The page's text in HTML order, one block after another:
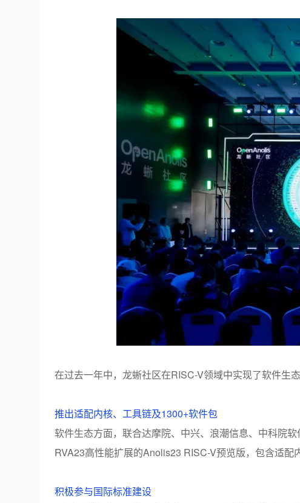
在过去一年中，龙蜥社区在RISC-V领域中实现了软件生
推出适配内核、工具链及1300+软件包
软件生态方面，联合达摩院、中兴、浪潮信息、中科院
RVA23高性能扩展的Anolis23 RISC-V预览版，包含适配
积极参与国际标准建设